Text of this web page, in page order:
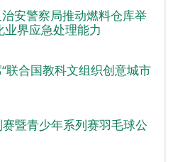
安警察局推动燃料仓库举
界应急处理能力
联合国教科文组织创意城市
暨青少年系列赛羽毛球公